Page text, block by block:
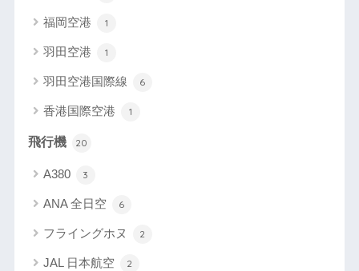
福岡空港 1
羽田空港 1
羽田空港国際線 6
香港国際空港 1
飛行機 20
A380 3
ANA 全日空 6
フライングホヌ 2
JAL 日本航空 2